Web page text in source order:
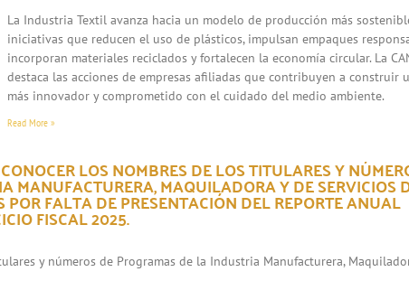
La Industria Textil avanza hacia un modelo de producción más
iniciativas que reducen el uso de plásticos, impulsan empaques
incorporan materiales reciclados y fortalecen la economía circular. La
destaca las acciones de empresas afiliadas que contribuyen a construir
más innovador y comprometido con el cuidado del medio ambiente.
Read More »
LOS NOMBRES DE LOS TITULARES Y
MANUFACTURERA, MAQUILADORA Y DE SERVICIOS
FALTA DE PRESENTACIÓN DEL REPORTE ANUAL
FISCAL 2025.
y números de Programas de la Industria Manufacturera,